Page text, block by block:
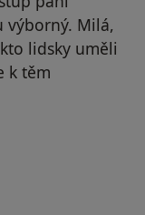
výborný. Milá,
lidsky uměli
k těm
byl odstraněn